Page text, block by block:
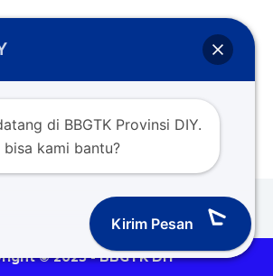
© 2025 - BBGTK DIY
di BBGTK Provinsi DIY.
kami bantu?
Kirim Pesan